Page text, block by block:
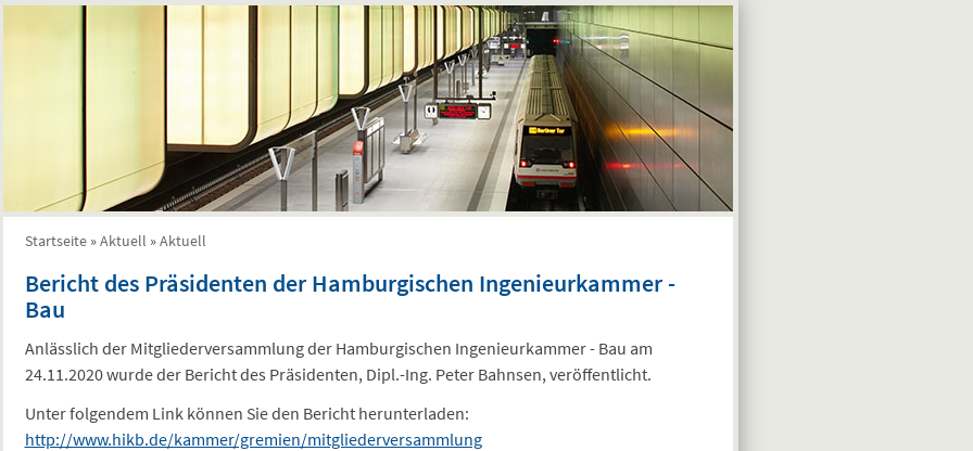
Sie sind hier
Startseite »Aktuell »Aktuell
Bericht des Präsidenten der Hamburgischen Ingenieurkammer -
Bau
Anlässlich der Mitgliederversammlung der Hamburgischen Ingenieurkammer - Bau am
24.11.2020 wurde der Bericht des Präsidenten, Dipl.-Ing. Peter Bahnsen, veröffentlicht.
Unter folgendem Link können Sie den Bericht herunterladen:
http://www.hikb.de/kammer/gremien/mitgliederversammlung